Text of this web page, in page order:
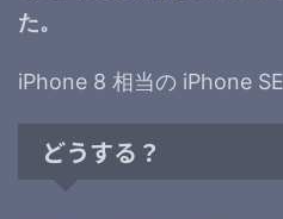
た。
iPhone 8 相当の iPhone
どうする？